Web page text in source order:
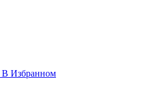
В Избранном